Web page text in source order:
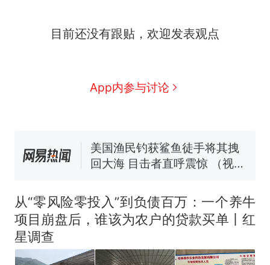
目前还没有跟贴，欢迎发表观点
App内参与讨论
因老师一句“跟我回家”改写了
费大厨“全国小炒肉大王”称
号，仅凭视频评出？中国烹饪
140多朵
美国渔民钓获鲨鱼徒手将其拽
回大海 目击者直呼震惊 （视频
碳中毒
热 那个在床头放菜刀的女孩，
因老师一句“跟我回家”改写了
从“零风险零投入”到负债百万：一个养牛
项目崩盘后，谁该为农户的贷款买单丨红
星调查